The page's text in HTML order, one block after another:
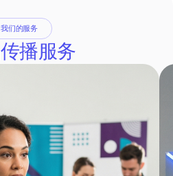
我们的服务
传播服务